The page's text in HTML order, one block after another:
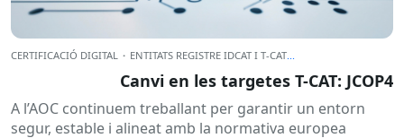
CERTIFICACIÓ DIGITAL · ENTITATS REGISTRE IDCAT I T-CAT
Canvi en les targetes T-CAT: JCOP4
A l’AOC continuem treballant per garantir un entorn
segur, estable i alineat amb la normativa europea